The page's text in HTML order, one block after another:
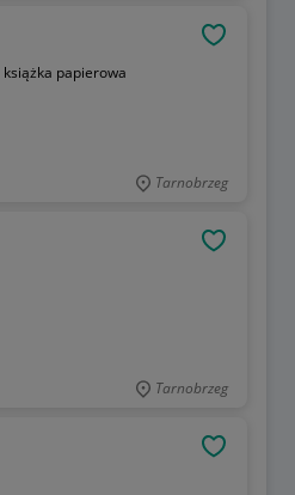
książka papierowa
Tarnobrzeg
Tarnobrzeg